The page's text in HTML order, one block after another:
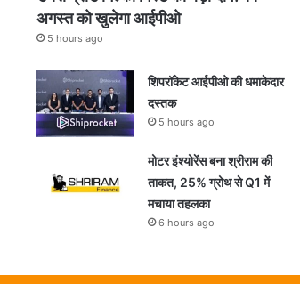
अगस्त को खुलेगा आईपीओ
5 hours ago
शिपरॉकेट आईपीओ की धमाकेदार
दस्तक
5 hours ago
मोटर इंश्योरेंस बना श्रीराम की
ताकत, 25% ग्रोथ से Q1 में
मचाया तहलका
6 hours ago